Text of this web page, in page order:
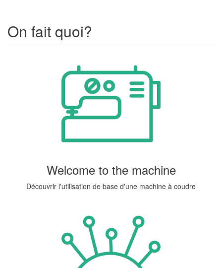
On fait quoi?
Welcome to the machine
Découvrir l'utilisation de base d'une machine à coudre